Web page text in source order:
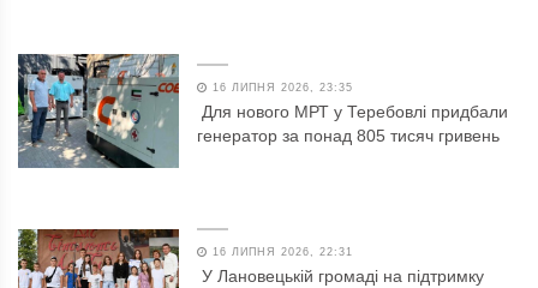
16 ЛИПНЯ 2026, 23:35
Для нового МРТ у Теребовлі придбали
генератор за понад 805 тисяч гривень
16 ЛИПНЯ 2026, 22:31
У Лановецькій громаді на підтримку